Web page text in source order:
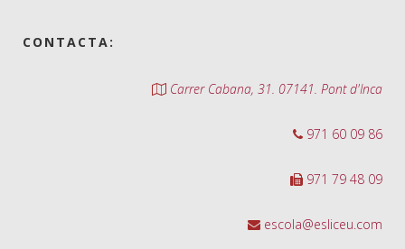
CONTACTA:
Carrer Cabana, 31. 07141. Pont d'Inca
971 60 09 86
971 79 48 09
escola@esliceu.com